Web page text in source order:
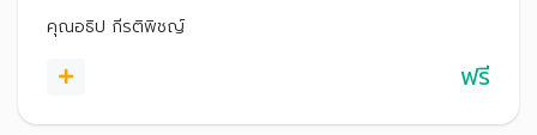
คุณอธิป กีรติพิชญ์
ฟรี